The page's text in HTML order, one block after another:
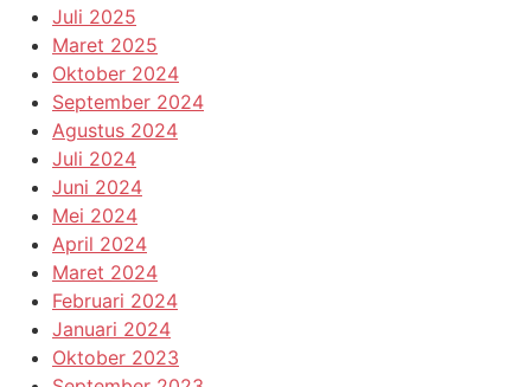
Juli 2025
Maret 2025
Oktober 2024
September 2024
Agustus 2024
Juli 2024
Juni 2024
Mei 2024
April 2024
Maret 2024
Februari 2024
Januari 2024
Oktober 2023